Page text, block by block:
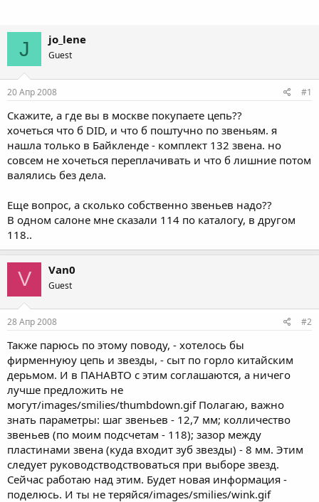
J jo_lene
Guest
20 Апр 2008 #1
Скажите, а где вы в москве покупаете цепь??
хочеться что б DID, и что б поштучно по звеньям. я
нашла только в Байкленде - комплект 132 звена. но
совсем не хочеться переплачивать и что б лишние потом
валялись без дела.
Еще вопрос, а сколько собственно звеньев надо??
В одном салоне мне сказали 114 по каталогу, в другом
118..
V Van0
Guest
28 Апр 2008 #2
Также парюсь по этому поводу, - хотелось бы
фирменнуюу цепь и звезды, - сыт по горло китайским
дерьмом. И в ПАНАВТО с этим соглашаются, а ничего
лучше предложить не
могут/images/smilies/thumbdown.gif Полагаю, важно
знать параметры: шаг звеньев - 12,7 мм; колличество
звеньев (по моим подсчетам - 118); зазор между
пластинами звена (куда входит зуб звезды) - 8 мм. Этим
следует руководстводствоваться при выборе звезд.
Сейчас работаю над этим. Будет новая информация -
поделюсь. И ты не теряйся/images/smilies/wink.gif